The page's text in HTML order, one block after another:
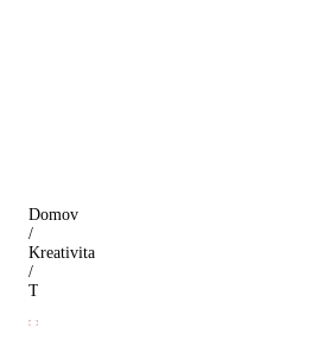
Domov
/
Kreativita
/